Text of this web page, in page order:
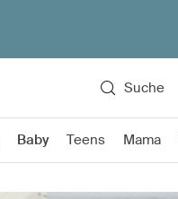
Suche
Baby Teens Mama